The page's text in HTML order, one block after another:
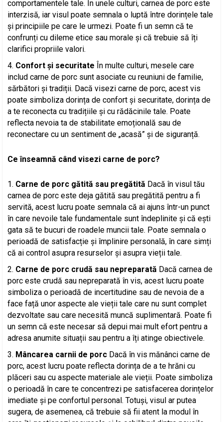
comportamentele tale. În unele culturi, carnea de porc este
interzisă, iar visul poate semnala o luptă între dorințele tale
și principiile pe care le urmezi. Poate fi un semn că te
confrunți cu dileme etice sau morale și că trebuie să îți
clarifici propriile valori.
Confort și securitate În multe culturi, mesele care
includ carne de porc sunt asociate cu reuniuni de familie,
sărbători și tradiții. Dacă visezi carne de porc, acest vis
poate simboliza dorința de confort și securitate, dorința de
a te reconecta cu tradițiile și cu rădăcinile tale. Poate
reflecta nevoia ta de stabilitate emoțională sau de
reconectare cu un sentiment de „acasă” și de siguranță.
Ce înseamnă când visezi carne de porc?
Carne de porc gătită sau pregătită Dacă în visul tău
carnea de porc este deja gătită sau pregătită pentru a fi
servită, acest lucru poate semnala că ai ajuns într-un punct
în care nevoile tale fundamentale sunt îndeplinite și că ești
gata să te bucuri de roadele muncii tale. Poate semnala o
perioadă de satisfacție și împlinire personală, în care simți
că ai control asupra resurselor și asupra vieții tale.
Carne de porc crudă sau nepreparată Dacă carnea de
porc este crudă sau nepreparată în vis, acest lucru poate
simboliza o perioadă de incertitudine sau de nevoia de a
face față unor aspecte ale vieții tale care nu sunt complet
dezvoltate sau care necesită muncă suplimentară. Poate fi
un semn că este necesar să depui mai mult efort pentru a
adresa anumite situații sau pentru a îți atinge obiectivele.
Mâncarea carnii de porc Dacă în vis mănânci carne de
porc, acest lucru poate reflecta dorința de a te hrăni cu
plăceri sau cu aspecte materiale ale vieții. Poate simboliza
o perioadă în care te concentrezi pe satisfacerea dorințelor
imediate și pe confortul personal. Totuși, visul ar putea
sugera, de asemenea, că trebuie să fii atent la modul în